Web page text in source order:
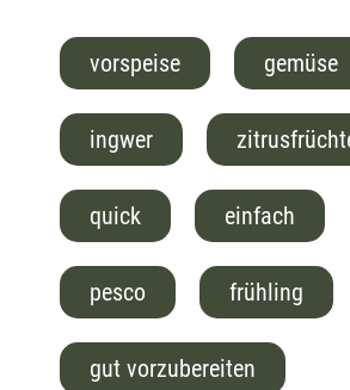
vorspeise gemüse
ingwer
quick einfach
pesco frühling
gut vorzubereiten